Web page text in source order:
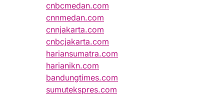
cnbcmedan.com
cnnmedan.com
cnnjakarta.com
cnbcjakarta.com
hariansumatra.com
harianikn.com
bandungtimes.com
sumutekspres.com